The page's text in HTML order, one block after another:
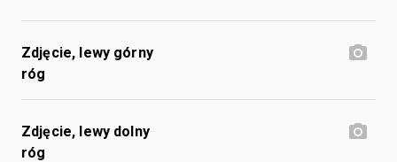
Zdjęcie, lewy górny
róg
Zdjęcie, lewy dolny
róg